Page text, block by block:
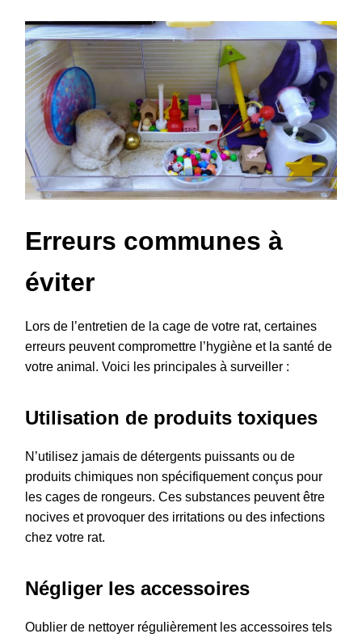
Erreurs communes à
éviter
Lors de l’entretien de la cage de votre rat, certaines
erreurs peuvent compromettre l’hygiène et la santé de
votre animal. Voici les principales à surveiller :
Utilisation de produits toxiques
N’utilisez jamais de détergents puissants ou de
produits chimiques non spécifiquement conçus pour
les cages de rongeurs. Ces substances peuvent être
nocives et provoquer des irritations ou des infections
chez votre rat.
Négliger les accessoires
Oublier de nettoyer régulièrement les accessoires tels